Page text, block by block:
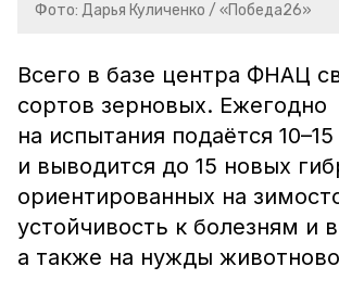
Фото: Дарья Куличенко / «Победа26»
Всего в базе центра ФНАЦ
сортов зерновых. Ежегодно
на испытания подаётся
и выводится до 15 новых
ориентированных на
устойчивость к болезням и
а также на нужды